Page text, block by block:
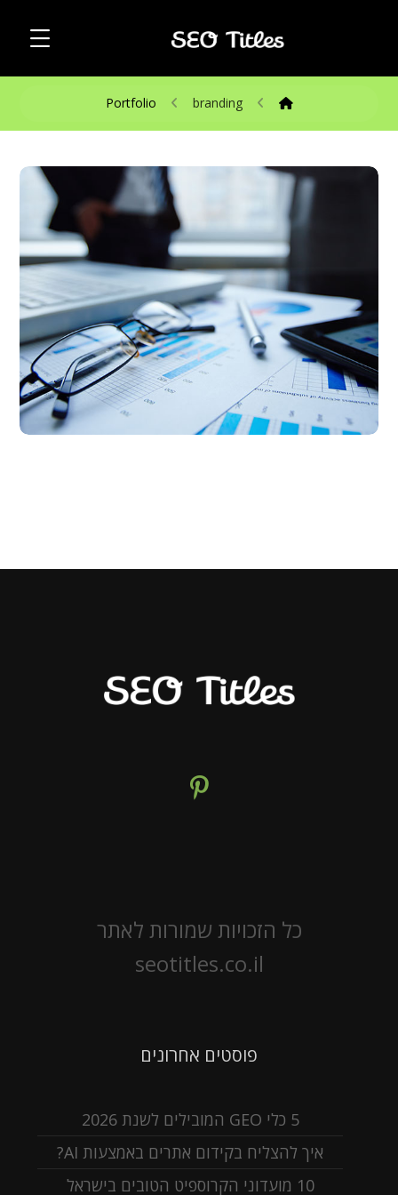
Portfolio branding
כל הזכויות שמורות לאתר
seotitles.co.il
פוסטים אחרונים
5 כלי GEO המובילים לשנת 2026
איך להצליח בקידום אתרים באמצעות AI?
10 מועדוני הקרוספיט הטובים בישראל